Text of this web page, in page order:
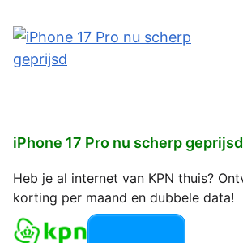
iPhone 17 Pro nu scherp geprijsd
Heb je al internet van KPN thuis?
korting per maand en dubbele data!